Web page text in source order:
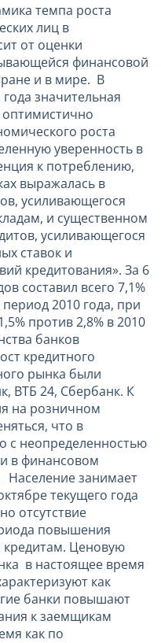
темпа роста
лиц в
от оценки
финансовой
и в мире. В
значительная
оптимистично
роста
уверенность в
к потреблению,
выражалась в
усиливающегося
и существенном
усиливающегося
ставок и
кредитования». За 6
составил всего 7,1%
2010 года, при
против 2,8% в 2010
банков
кредитного
рынка были
ВТБ 24, Сбербанк. К
на розничном
что в
с неопределенностью
в финансовом
Население занимает
текущего года
отсутствие
повышения
кредитам. Ценовую
в настоящее время
как
банки повышают
к заемщикам
как по